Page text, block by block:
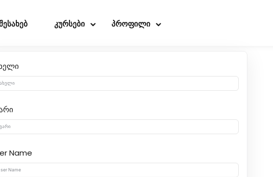
კურსები პროფილი
Name
Sign in Sign up
Sign in